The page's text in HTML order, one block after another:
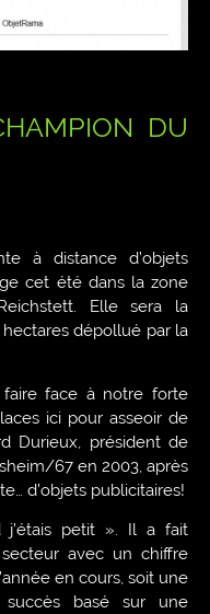
DU
à distance d’objets
cet été dans la zone
Elle sera la
dépollué par la
faire face à notre forte
ici pour asseoir de
Durieux, président de
67 en 2003, après
d’objets publicitaires!
j’étais petit ». Il a fait
avec un chiffre
en cours, soit une
succès basé sur une